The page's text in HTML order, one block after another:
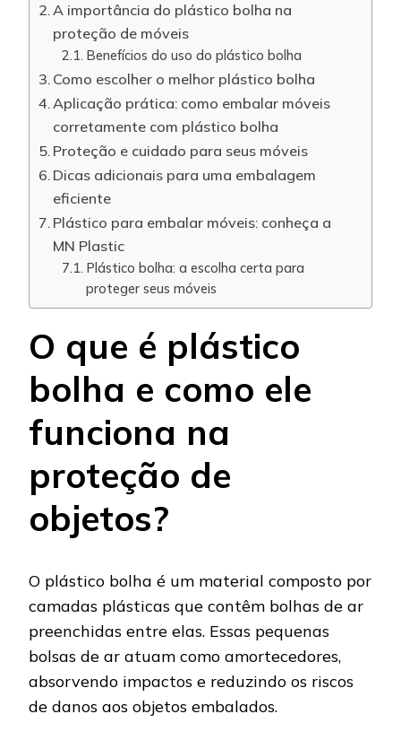
A importância do plástico bolha na
proteção de móveis
Benefícios do uso do plástico bolha
Como escolher o melhor plástico bolha
Aplicação prática: como embalar móveis
corretamente com plástico bolha
Proteção e cuidado para seus móveis
Dicas adicionais para uma embalagem
eficiente
Plástico para embalar móveis: conheça a
MN Plastic
Plástico bolha: a escolha certa para
proteger seus móveis
O que é plástico
bolha e como ele
funciona na
proteção de
objetos?
O plástico bolha é um material composto por
camadas plásticas que contêm bolhas de ar
preenchidas entre elas. Essas pequenas
bolsas de ar atuam como amortecedores,
absorvendo impactos e reduzindo os riscos
de danos aos objetos embalados.